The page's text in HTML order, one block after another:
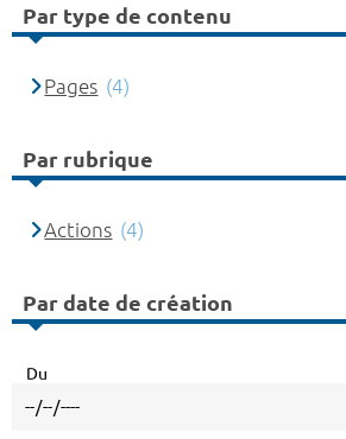
Par type de contenu
Pages (4)
Par rubrique
Actions (4)
Par date de création
Du